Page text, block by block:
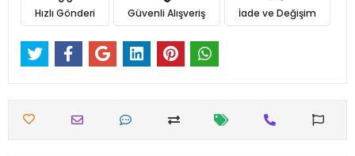
Hızlı Gönderi Güvenli Alışveriş İade ve Değişim